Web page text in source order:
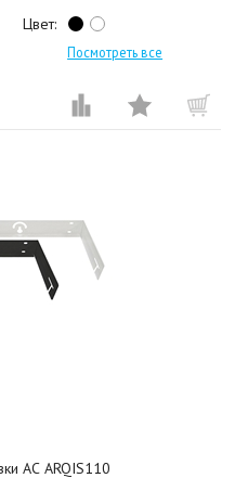
Цвет:
Посмотреть все
АС ARQIS110